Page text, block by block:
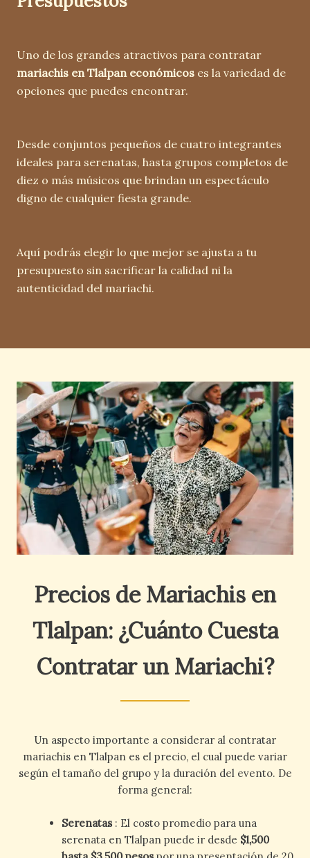
Uno de los grandes atractivos para contratar
mariachis en Tlalpan económicos es la variedad de
opciones que puedes encontrar.
Desde conjuntos pequeños de cuatro integrantes
ideales para serenatas, hasta grupos completos de
diez o más músicos que brindan un espectáculo
digno de cualquier fiesta grande.
Aquí podrás elegir lo que mejor se ajusta a tu
presupuesto sin sacrificar la calidad ni la
autenticidad del mariachi.
Precios de Mariachis en
Tlalpan: ¿Cuánto Cuesta
Contratar un Mariachi?
Un aspecto importante a considerar al contratar
mariachis en Tlalpan es el precio, el cual puede variar
según el tamaño del grupo y la duración del evento. De
forma general:
Serenatas: El costo promedio para una
serenata en Tlalpan puede ir desde $1,500